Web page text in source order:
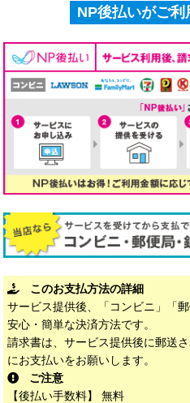
NP後払いがご
このお支払方法の詳細
サービス提供後、「コンビニ」「
安心・簡単な決済方法です。
請求書は、サービス提供後に郵送
にお支払いをお願いします。
ご注意
【後払い手数料】 無料